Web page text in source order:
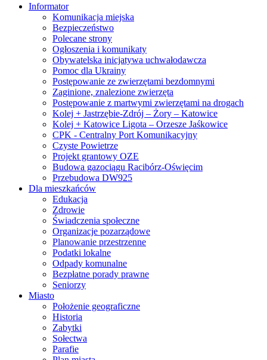
Informator
Komunikacja miejska
Bezpieczeństwo
Polecane strony
Ogłoszenia i komunikaty
Obywatelska inicjatywa uchwałodawcza
Pomoc dla Ukrainy
Postępowanie ze zwierzętami bezdomnymi
Zaginione, znalezione zwierzęta
Postępowanie z martwymi zwierzętami na drogach
Kolej + Jastrzębie-Zdrój – Żory – Katowice
Kolej + Katowice Ligota – Orzesze Jaśkowice
CPK - Centralny Port Komunikacyjny
Czyste Powietrze
Projekt grantowy OZE
Budowa gazociągu Racibórz-Oświęcim
Przebudowa DW925
Dla mieszkańców
Edukacja
Zdrowie
Świadczenia społeczne
Organizacje pozarządowe
Planowanie przestrzenne
Podatki lokalne
Odpady komunalne
Bezpłatne porady prawne
Seniorzy
Miasto
Położenie geograficzne
Historia
Zabytki
Sołectwa
Parafie